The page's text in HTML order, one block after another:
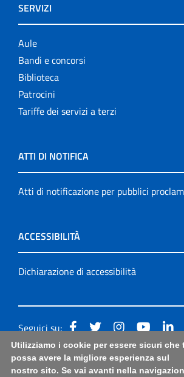
SERVIZI
Aule
Bandi e concorsi
Biblioteca
Patrocini
Tariffe dei servizi a terzi
ATTI DI NOTIFICA
Atti di notificazione per pubblici
ACCESSIBILITÀ
Dichiarazione di accessibilità
Seguici su:
Accessibilità: form di segnalazione di
questa pagina|Note Legali | Sitemap
Utilizziamo i cookie per essere sicuri che
possa avere la migliore esperienza sul
nostro sito. Se vai avanti nella